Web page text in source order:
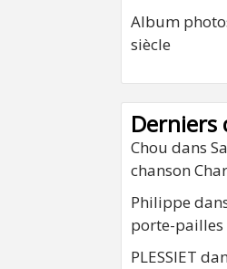
Album
siècle
Derniers
Chou dans
chanson
Philippe
porte-pailles
PLESSIET